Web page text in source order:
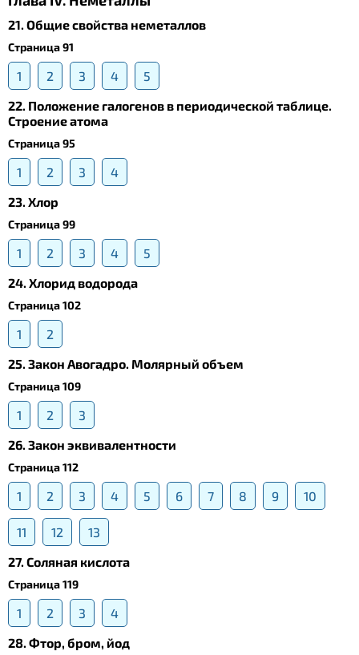
21. Общие свойства неметаллов
Страница 91
1 2 3 4
5
22. Положение галогенов в периодической таблице.
Строение атома
Страница 95
1 2 3
4
23. Хлор
Страница 99
1 2 3 4
5
24. Хлорид водорода
Страница 102
1
2
25. Закон Авогадро. Молярный объем
Страница 109
1 2
3
26. Закон эквивалентности
Страница 112
1 2 3 4 5 6 7 8 9 10
11 12
13
27. Соляная кислота
Страница 119
1 2 3
4
28. Фтор, бром, йод